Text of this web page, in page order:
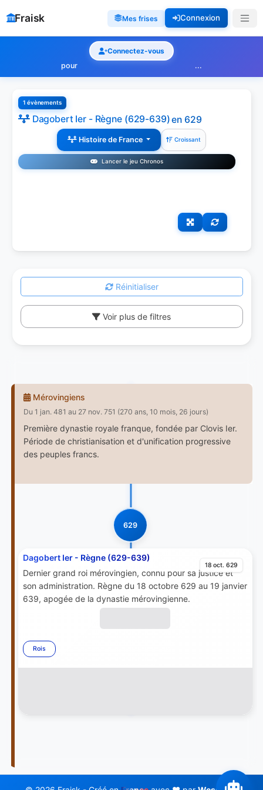
Fraisk Mes frises Connexion
Connectez-vous
pour
...
1 évènements
Dagobert Ier - Règne (629-639)en 629
Histoire de France Croissant
Lancer le jeu Chronos
Réinitialiser
Voir plus de filtres
Mérovingiens
Du 1 jan. 481 au 27 nov. 751 (270 ans, 10 mois, 26 jours)
Première dynastie royale franque, fondée par Clovis Ier.
Période de christianisation et d'unification progressive
des peuples francs.
629
18 oct. 629
Dagobert Ier - Règne (629-639)
Dernier grand roi mérovingien, connu pour sa justice et
son administration. Règne du 18 octobre 629 au 19 janvier
639, apogée de la dynastie mérovingienne.
Rois